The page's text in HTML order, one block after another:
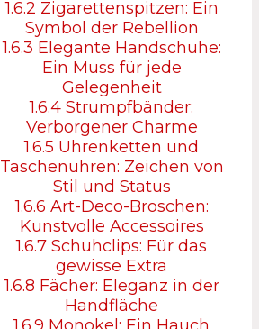
1.6.2 Zigarettenspitzen: Ein
Symbol der Rebellion
1.6.3 Elegante Handschuhe:
Ein Muss für jede
Gelegenheit
1.6.4 Strumpfbänder:
Verborgener Charme
1.6.5 Uhrenketten und
Taschenuhren: Zeichen von
Stil und Status
1.6.6 Art-Deco-Broschen:
Kunstvolle Accessoires
1.6.7 Schuhclips: Für das
gewisse Extra
1.6.8 Fächer: Eleganz in der
Handfläche